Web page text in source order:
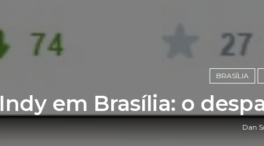
BRASÍLIA
Indy em Brasília: o
Dan